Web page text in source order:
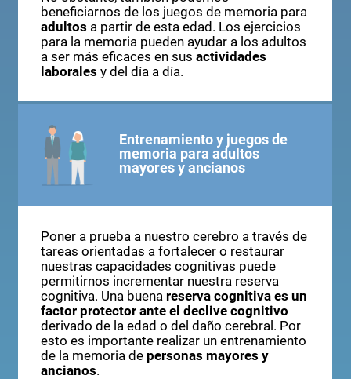
beneficiarnos de los juegos de memoria para
adultos a partir de esta edad. Los ejercicios
para la memoria pueden ayudar a los adultos
a ser más eficaces en sus actividades
laborales y del día a día.
Entrenamiento y juegos de
memoria para adultos
mayores y ancianos
Poner a prueba a nuestro cerebro a través de
tareas orientadas a fortalecer o restaurar
nuestras capacidades cognitivas puede
permitirnos incrementar nuestra reserva
cognitiva. Una buena reserva cognitiva es un
factor protector ante el declive cognitivo
derivado de la edad o del daño cerebral. Por
esto es importante realizar un entrenamiento
de la memoria de personas mayores y
ancianos.